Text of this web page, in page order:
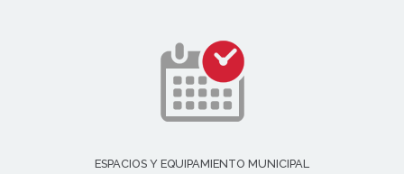
ESPACIOS Y EQUIPAMIENTO MUNICIPAL